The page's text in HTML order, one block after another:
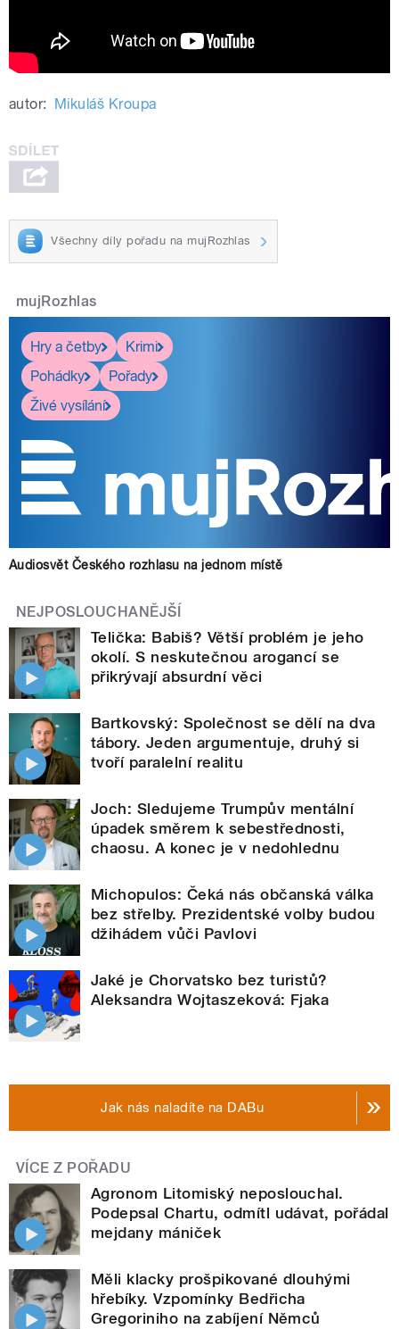
autor: Mikuláš Kroupa
Všechny díly pořadu na mujRozhlas
mujRozhlas
Hry a četby
Krimi
Pohádky
Pořady
Živé vysílání
Audiosvět Českého rozhlasu na jednom místě
NEJPOSLOUCHANĚJŠÍ
Telička: Babiš? Větší problém je jeho
okolí. S neskutečnou arogancí se
přikrývají absurdní věci
Bartkovský: Společnost se dělí na dva
tábory. Jeden argumentuje, druhý si
tvoří paralelní realitu
Joch: Sledujeme Trumpův mentální
úpadek směrem k sebestřednosti,
chaosu. A konec je v nedohlednu
Michopulos: Čeká nás občanská válka
bez střelby. Prezidentské volby budou
džihádem vůči Pavlovi
Jaké je Chorvatsko bez turistů?
Aleksandra Wojtaszeková: Fjaka
Jak nás naladíte na DABu
VÍCE Z POŘADU
Agronom Litomiský neposlouchal.
Podepsal Chartu, odmítl udávat, pořádal
mejdany mániček
Měli klacky prošpikované dlouhými
hřebíky. Vzpomínky Bedřicha
Gregoriniho na zabíjení Němců